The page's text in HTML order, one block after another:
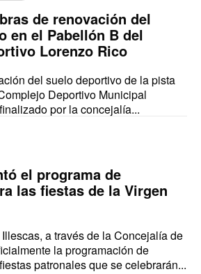
de renovación del
en el Pabellón B del
Lorenzo Rico
del suelo deportivo de la pista
Deportivo Municipal
por la concejalía...
el programa de
las fiestas de la Virgen
a través de la Concejalía de
la programación de
patronales que se celebrarán...